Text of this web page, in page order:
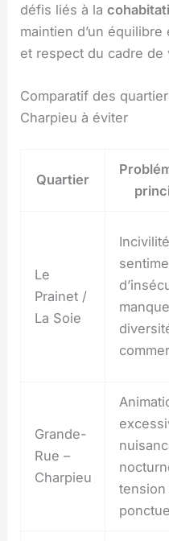
défis liés à la
maintien d’un
et respect du cadre de
Comparatif des
Charpieu à éviter
Quartier
Le
Prainet /
La Soie
Grande-
Rue –
Charpieu
tension